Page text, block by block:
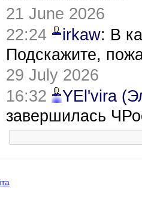
21 June 2026
22:24
irkaw: В
Подскажите,
29 July 2026
16:32
YEl'vira
завершилась